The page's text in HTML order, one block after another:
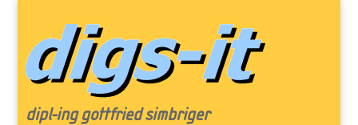
dipl-ing gottfried simbriger